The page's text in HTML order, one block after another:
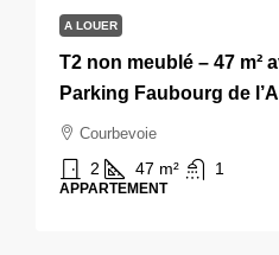
A LOUER
T2 non meublé – 47 m²
Parking Faubourg de
Courbevoie
2 47 m² 1
APPARTEMENT